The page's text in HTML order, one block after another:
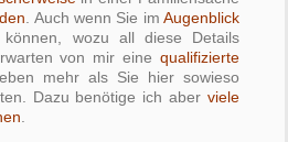
. Auch wenn Sie im Augenblick
wozu all diese Details
von mir eine qualifizierte
mehr als Sie hier sowieso
Dazu benötige ich aber viele